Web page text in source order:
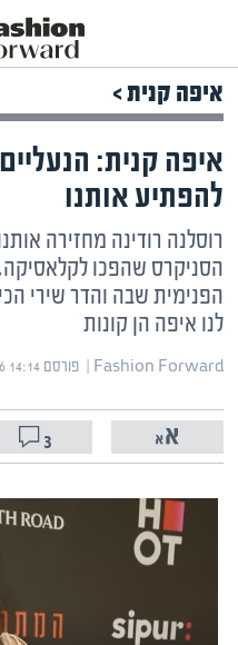
איפה קנית >
איפה קנית:
להפתיע אותנו
רוסלנה רודינה מחזירה
הסניקרס שהפכו
הפנימית שבה והדר שירי
לנו איפה הן קונות
Fashion Forward | ‏ פורסם ‎27/05/2026 14:14
3